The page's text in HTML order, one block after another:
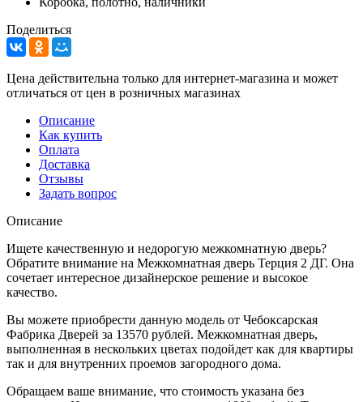
Поделиться
Цена действительна только для интернет-магазина и может
отличаться от цен в розничных магазинах
Описание
Как купить
Оплата
Доставка
Отзывы
Задать вопрос
Описание
Ищете качественную и недорогую межкомнатную дверь?
Обратите внимание на Межкомнатная дверь Терция 2 ДГ. Она
сочетает интересное дизайнерское решение и высокое
качество.
Вы можете приобрести данную модель от Чебоксарская
Фабрика Дверей за 13570 рублей. Межкомнатная дверь,
выполненная в нескольких цветах подойдет как для квартиры
так и для внутренних проемов загородного дома.
Обращаем ваше внимание, что стоимость указана без